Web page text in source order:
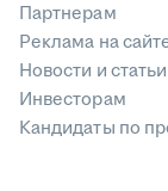
Партнерам
Реклама на
Новости и статьи
Инвесторам
Кандидаты по